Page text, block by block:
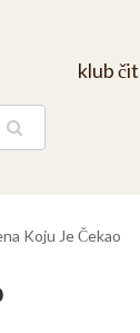
klub
Koju Je Čekao